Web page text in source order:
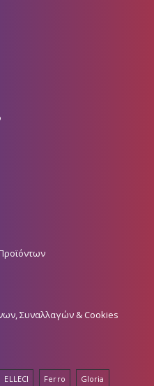
Συναλλαγών & Cookies
ELLECI Ferro Gloria